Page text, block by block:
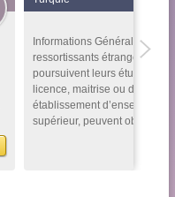
Informations Générales: Les
ressortissants étrangers qui
poursuivent leurs études en
licence, maitrise ou doctorat
établissement
supérieur, peuvent obtenir